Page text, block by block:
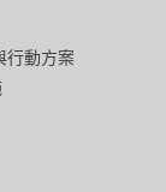
行動方案